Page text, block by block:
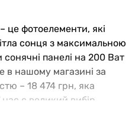
це фотоелементи, які
сонця з максимальною
панелі на 200 Ват
в нашому магазині за
– 18 474 грн, яка
є великий вибір,